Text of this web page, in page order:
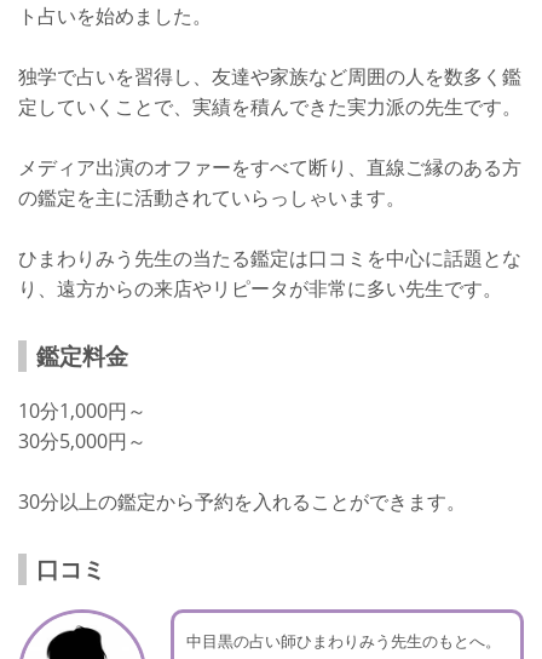
ト占いを始めました。
独学で占いを習得し、友達や家族など周囲の人を数多く鑑
定していくことで、実績を積んできた実力派の先生です。
メディア出演のオファーをすべて断り、直線ご縁のある方
の鑑定を主に活動されていらっしゃいます。
ひまわりみう先生の当たる鑑定は口コミを中心に話題とな
り、遠方からの来店やリピータが非常に多い先生です。
鑑定料金
10分1,000円～
30分5,000円～
30分以上の鑑定から予約を入れることができます。
口コミ
中目黒の占い師ひまわりみう先生のもとへ。